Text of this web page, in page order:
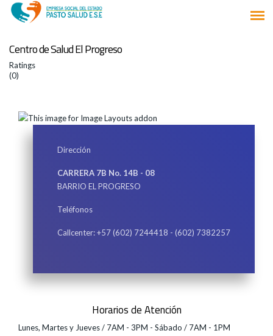
Centro de Salud El Progreso
Ratings
(0)
Dirección
CARRERA 7B No. 14B - 08
BARRIO EL PROGRESO
Teléfonos
Callcenter: +57 (602) 7244418 - (602) 7382257
Horarios de Atención
Lunes, Martes y Jueves / 7AM - 3PM - Sábado / 7AM - 1PM